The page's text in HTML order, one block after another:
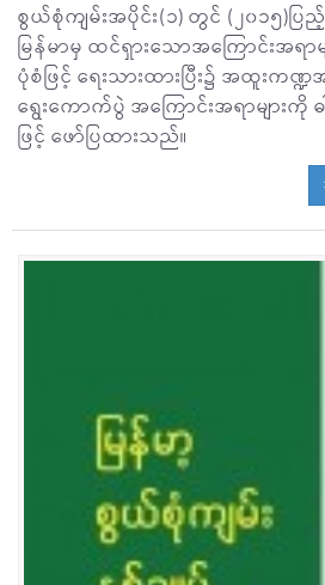
စွယ်စုံကျမ်းအပိုင်း(၁) တွင် (၂၀၁၅)ပြ
မြန်မာမှ ထင်ရှားသောအကြောင်းအရ
ပုံစံဖြင့် ရေးသားထားပြီး၌ အထူးကဏ္
ရွေးကောက်ပွဲ အကြောင်းအရာများကို ဓါ
ဖြင့် ဖော်ပြထားသည်။